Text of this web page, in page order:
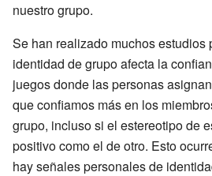
nuestro grupo.
Se han realizado muchos estudios
identidad de grupo afecta la
juegos donde las personas
que confiamos más en los
grupo, incluso si el estereotipo de
positivo como el de otro. Esto
hay señales personales de